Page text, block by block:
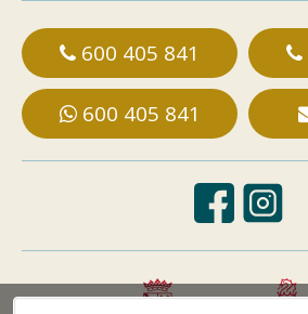
600 405 841
600 405 841